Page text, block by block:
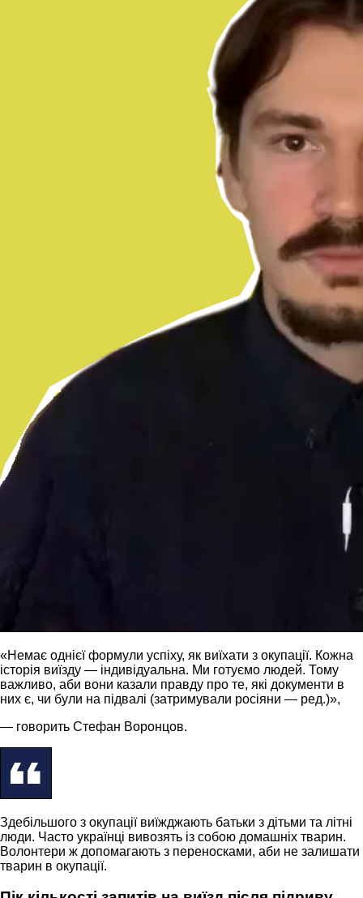
«Немає однієї формули успіху, як виїхати з окупації. Кожна
історія виїзду — індивідуальна. Ми готуємо людей. Тому
важливо, аби вони казали правду про те, які документи в
них є, чи були на підвалі (затримували росіяни — ред.)»,
— говорить Стефан Воронцов.
Здебільшого з окупації виїжджають батьки з дітьми та літні
люди. Часто українці вивозять із собою домашніх тварин.
Волонтери ж допомагають з переносками, аби не залишати
тварин в окупації.